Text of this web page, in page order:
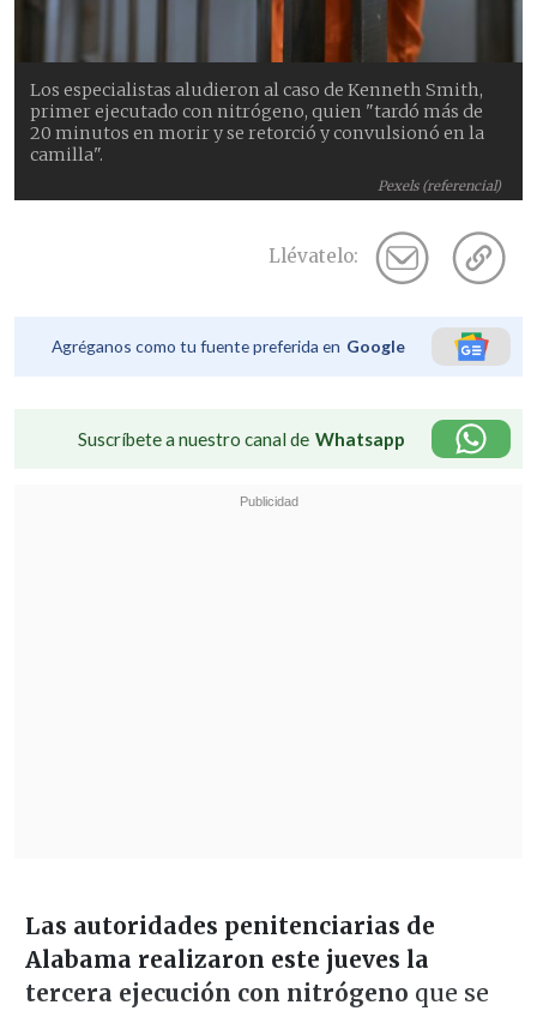
Pexels (referencial)
Los especialistas aludieron al caso de Kenneth Smith,
primer ejecutado con nitrógeno, quien "tardó más de
20 minutos en morir y se retorció y convulsionó en la
camilla".
Llévatelo:
Agréganos como tu fuente preferida en Google
Suscríbete a nuestro canal de Whatsapp
Las autoridades penitenciarias de
Alabama realizaron este jueves la
tercera ejecución con nitrógeno que se